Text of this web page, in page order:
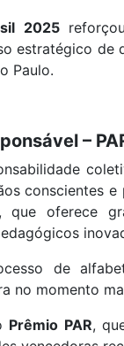
2025
estratégico
Paulo.
–
conscientes
, que oferece
de
no momento
Prêmio PAR,